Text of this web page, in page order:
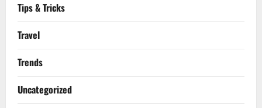
Tips & Tricks
Travel
Trends
Uncategorized